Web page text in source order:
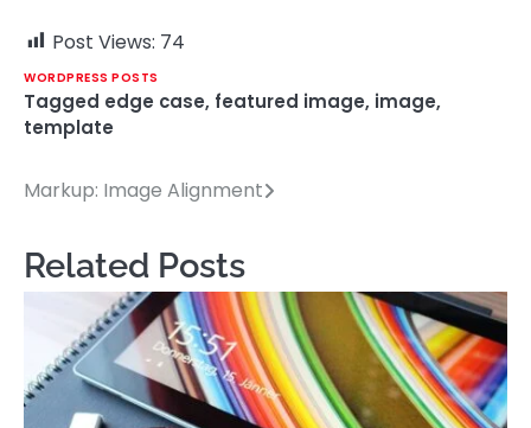
Post Views: 74
WORDPRESS POSTS
Tagged edge case, featured image, image,
template
Post
Markup: Image Alignment
Related Posts